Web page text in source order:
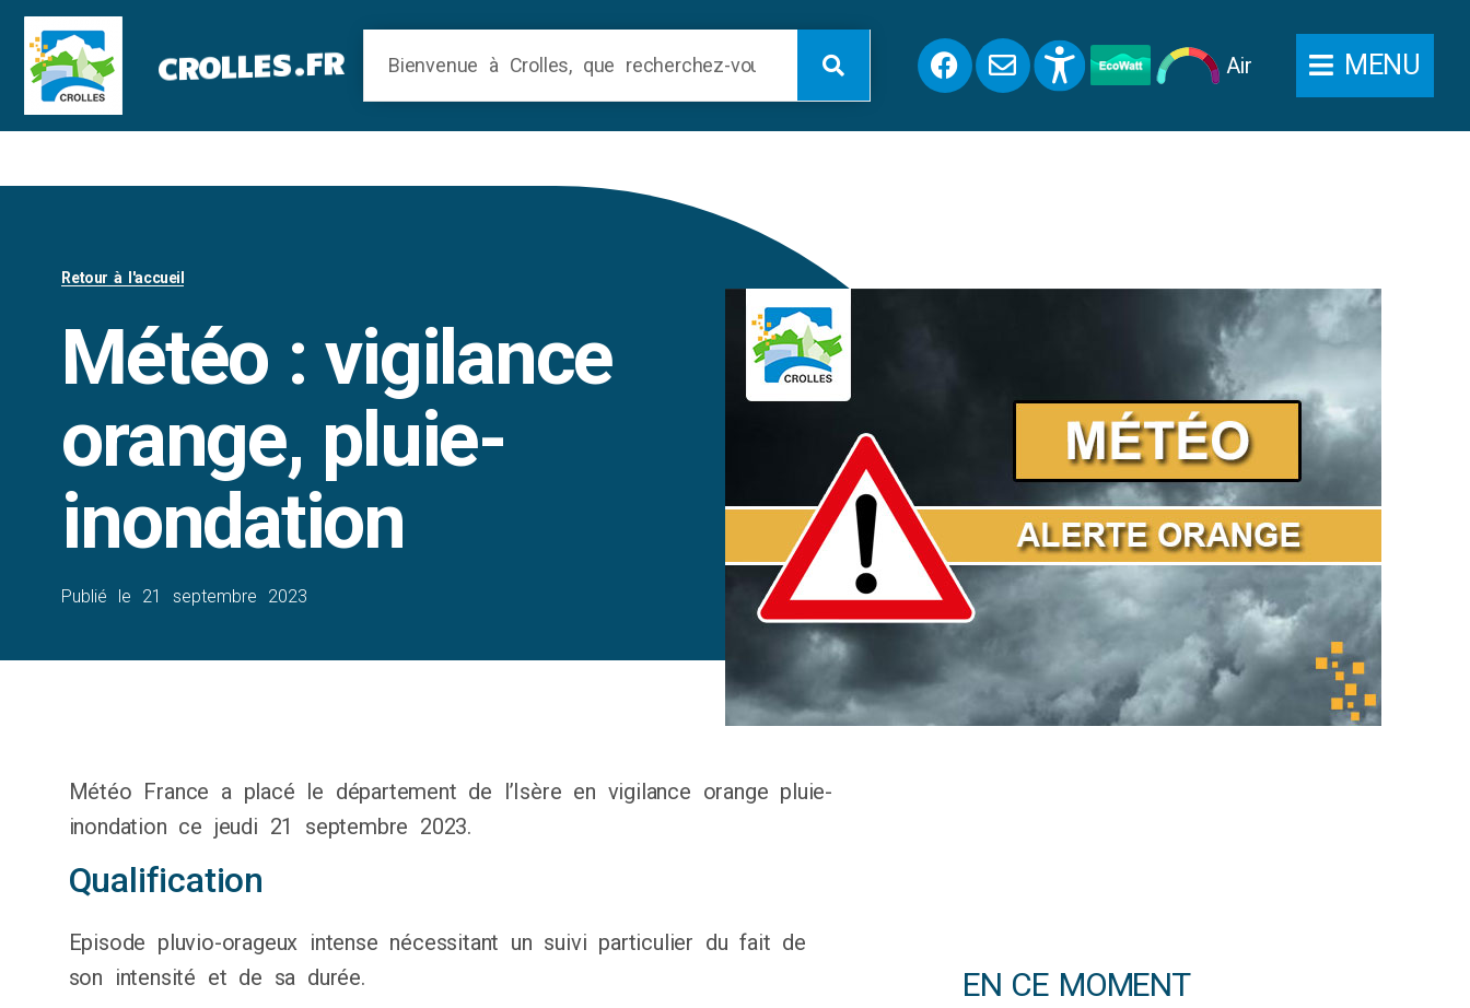
CROLLES.FR Air MENU
Retour à l'accueil
Météo : vigilance
orange, pluie-
inondation
Publié le 21 septembre 2023
Météo France a placé le département de l’Isère en vigilance orange pluie-
inondation ce jeudi 21 septembre 2023.
Qualification
Episode pluvio-orageux intense nécessitant un suivi particulier du fait de
son intensité et de sa durée.
EN CE MOMENT
Panneau de gestion des cookies